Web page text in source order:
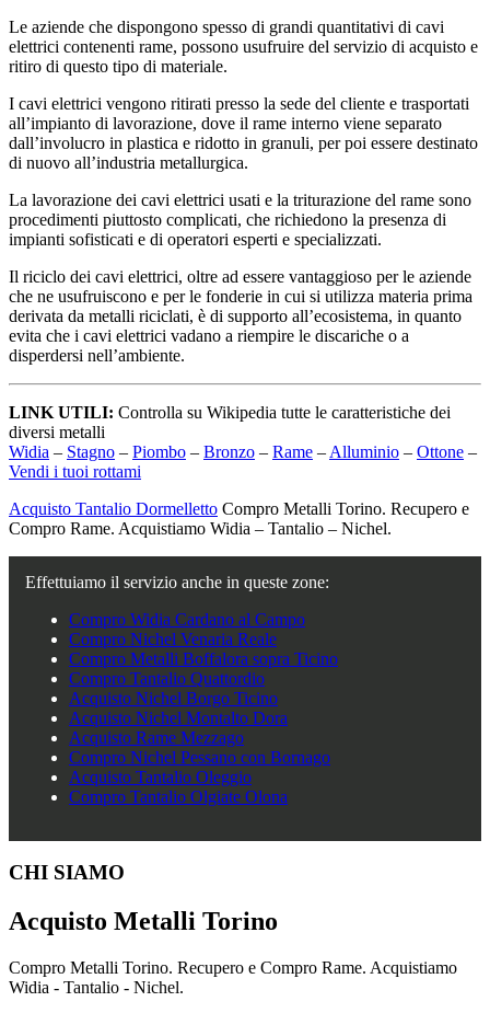
Le aziende che dispongono spesso di grandi quantitativi di cavi
elettrici contenenti rame, possono usufruire del servizio di acquisto e
ritiro di questo tipo di materiale.
I cavi elettrici vengono ritirati presso la sede del cliente e trasportati
all’impianto di lavorazione, dove il rame interno viene separato
dall’involucro in plastica e ridotto in granuli, per poi essere destinato
di nuovo all’industria metallurgica.
La lavorazione dei cavi elettrici usati e la triturazione del rame sono
procedimenti piuttosto complicati, che richiedono la presenza di
impianti sofisticati e di operatori esperti e specializzati.
Il riciclo dei cavi elettrici, oltre ad essere vantaggioso per le aziende
che ne usufruiscono e per le fonderie in cui si utilizza materia prima
derivata da metalli riciclati, è di supporto all’ecosistema, in quanto
evita che i cavi elettrici vadano a riempire le discariche o a
disperdersi nell’ambiente.
LINK UTILI: Controlla su Wikipedia tutte le caratteristiche dei
diversi metalli
Widia – Stagno – Piombo – Bronzo – Rame – Alluminio – Ottone –
Vendi i tuoi rottami
Acquisto Tantalio Dormelletto Compro Metalli Torino. Recupero e
Compro Rame. Acquistiamo Widia – Tantalio – Nichel.
Effettuiamo il servizio anche in queste zone:
Compro Widia Cardano al Campo
Compro Nichel Venaria Reale
Compro Metalli Boffalora sopra Ticino
Compro Tantalio Quattordio
Acquisto Nichel Borgo Ticino
Acquisto Nichel Montalto Dora
Acquisto Rame Mezzago
Compro Nichel Pessano con Bornago
Acquisto Tantalio Oleggio
Compro Tantalio Olgiate Olona
Footer
CHI SIAMO
Acquisto Metalli Torino
Compro Metalli Torino. Recupero e Compro Rame. Acquistiamo
Widia - Tantalio - Nichel.